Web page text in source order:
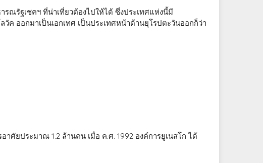
รณรัฐเชคฯ ที่น่าเที่ยวต้องไปให้ได้ ซึ่งประเทศแห่งนี้มี
ค ออกมาเป็นเอกเทศ เป็นประเทศหน้าด้านยุโรปตะวันออกก็ว่า
าศัยประมาณ 1.2 ล้านคน เมื่อ ค.ศ. 1992 องค์การยูเนสโก ได้